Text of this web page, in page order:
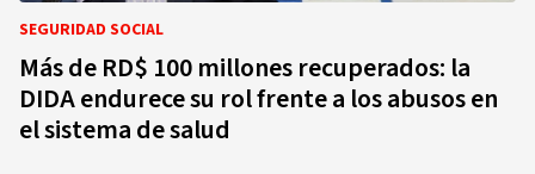
SEGURIDAD SOCIAL
Más de RD$ 100 millones recuperados: la
DIDA endurece su rol frente a los abusos en
el sistema de salud